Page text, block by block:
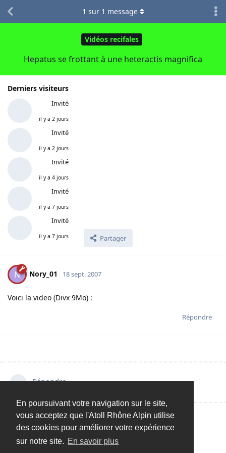
En poursuivant votre navigation sur le site,
vous acceptez que l'Atoll Rhône Alpin utilise
des cookies pour améliorer votre expérience
sur notre site. En savoir plus
Vidéos recifales
Hepatus se frottant à une heteractis magnifica
Derniers visiteurs
Invité
il y a 2 jours
Invité
il y a 2 jours
Invité
il y a 4 jours
Invité
il y a 7 jours
Invité
il y a 7 jours Partager
1 sur 1 message
N Nory_01 18 sept. 2007
Voici la video (Divx 9Mo) :
Répondre
Répondre…